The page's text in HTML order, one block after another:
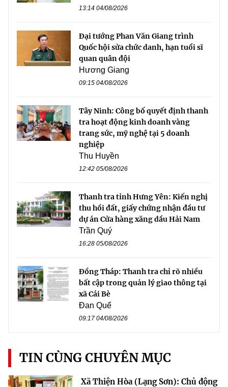
13:14 04/08/2026
Đại tướng Phan Văn Giang trình
Quốc hội sửa chức danh, hạn tuổi sĩ
quan quân đội
Hương Giang
09:15 04/08/2026
Tây Ninh: Công bố quyết định thanh
tra hoạt động kinh doanh vàng
trang sức, mỹ nghệ tại 5 doanh
nghiệp
Thu Huyền
12:42 05/08/2026
Thanh tra tỉnh Hưng Yên: Kiến nghị
thu hồi đất, giấy chứng nhận đầu tư
dự án Cửa hàng xăng dầu Hải Nam
Trần Quý
16:28 05/08/2026
Đồng Tháp: Thanh tra chỉ rõ nhiều
bất cập trong quản lý giao thông tại
xã Cái Bè
Đan Quế
09:17 04/08/2026
TIN CÙNG CHUYÊN MỤC
Xã Thiện Hòa (Lạng Sơn): Chủ động